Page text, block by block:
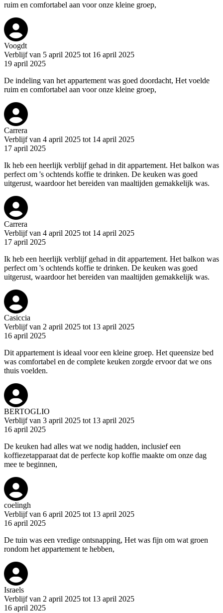
ruim en comfortabel aan voor onze kleine groep,
Voogdt
Verblijf van 5 april 2025 tot 16 april 2025
19 april 2025
De indeling van het appartement was goed doordacht, Het voelde
ruim en comfortabel aan voor onze kleine groep,
Carrera
Verblijf van 4 april 2025 tot 14 april 2025
17 april 2025
Ik heb een heerlijk verblijf gehad in dit appartement. Het balkon was
perfect om 's ochtends koffie te drinken. De keuken was goed
uitgerust, waardoor het bereiden van maaltijden gemakkelijk was.
Carrera
Verblijf van 4 april 2025 tot 14 april 2025
17 april 2025
Ik heb een heerlijk verblijf gehad in dit appartement. Het balkon was
perfect om 's ochtends koffie te drinken. De keuken was goed
uitgerust, waardoor het bereiden van maaltijden gemakkelijk was.
Casiccia
Verblijf van 2 april 2025 tot 13 april 2025
16 april 2025
Dit appartement is ideaal voor een kleine groep. Het queensize bed
was comfortabel en de complete keuken zorgde ervoor dat we ons
thuis voelden.
BERTOGLIO
Verblijf van 3 april 2025 tot 13 april 2025
16 april 2025
De keuken had alles wat we nodig hadden, inclusief een
koffiezetapparaat dat de perfecte kop koffie maakte om onze dag
mee te beginnen,
coelingh
Verblijf van 6 april 2025 tot 13 april 2025
16 april 2025
De tuin was een vredige ontsnapping, Het was fijn om wat groen
rondom het appartement te hebben,
Israels
Verblijf van 2 april 2025 tot 13 april 2025
16 april 2025